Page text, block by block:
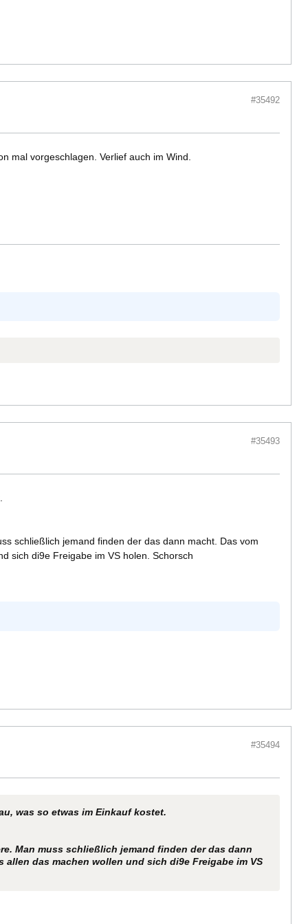
#35492
mal vorgeschlagen. Verlief auch im Wind.
#35493
schließlich jemand finden der das dann macht. Das vom
sich di9e Freigabe im VS holen. Schorsch
#35494
was so etwas im Einkauf kostet.
Man muss schließlich jemand finden der das dann
das machen wollen und sich di9e Freigabe im VS